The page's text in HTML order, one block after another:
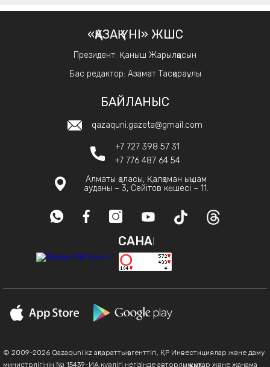
«ҚАЗАҚ ҮНІ» ЖШС
Президент: Қаныш Жарылқасын
Бас редактор: Азамат Тасқараұлы
БАЙЛАНЫС
qazaquni.gazeta@gmail.com
+7 727 398 57 31
+7 776 487 64 54
Алматы қаласы, Қалқаман ықшам
ауданы – 3, Сейітов көшесі – 11.
САНАҚ
© 2009-2026 Qazaquni.kz ақпараттық агенттігі, ҚР Инвестициялар және даму
министрлігінің № 15439-ИА куәлігі негізінде авторлық құқықтар және жанама